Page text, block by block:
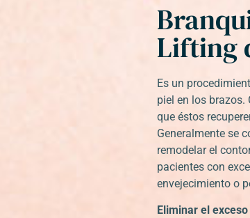
Lifting
Es un
piel en los brazos.
que éstos
Generalmente se
remodelar el
pacientes con
envejecimiento o
Eliminar el